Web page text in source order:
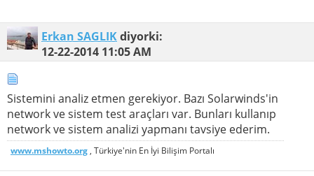
Erkan SAGLIKdiyorki:
12-22-2014 11:05 AM
Sistemini analiz etmen gerekiyor. Bazı Solarwinds'in
network ve sistem test araçları var. Bunları kullanıp
network ve sistem analizi yapmanı tavsiye ederim.
www.mshowto.org , Türkiye'nin En İyi Bilişim Portalı